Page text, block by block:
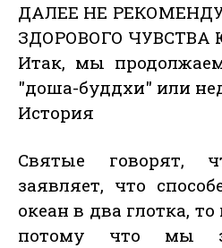
ДАЛЕЕ НЕ
ЗДОРОВОГО ЧУВСТВА
Итак, мы
"доша-буддхи" или
История
Святые говорят,
заявляет, что
океан в два глотка,
потому что мы